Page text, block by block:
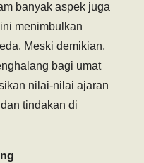
banyak aspek juga
menimbulkan
Meski demikian,
bagi umat
nilai-nilai ajaran
tindakan di